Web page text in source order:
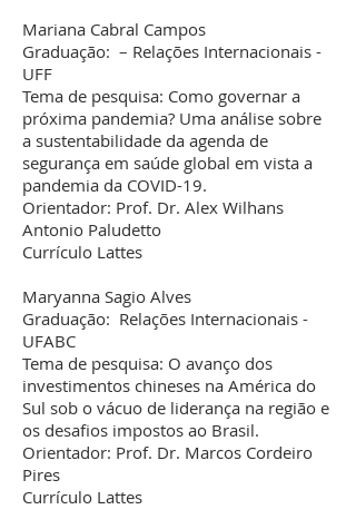
Mariana Cabral Campos
Graduação: – Relações Internacionais -
UFF
Tema de pesquisa: Como governar a
próxima pandemia? Uma análise sobre
a sustentabilidade da agenda de
segurança em saúde global em vista a
pandemia da COVID-19.
Orientador: Prof. Dr. Alex Wilhans
Antonio Paludetto
Currículo Lattes
Maryanna Sagio Alves
Graduação: Relações Internacionais -
UFABC
Tema de pesquisa: O avanço dos
investimentos chineses na América do
Sul sob o vácuo de liderança na região e
os desafios impostos ao Brasil.
Orientador: Prof. Dr. Marcos Cordeiro
Pires
Currículo Lattes